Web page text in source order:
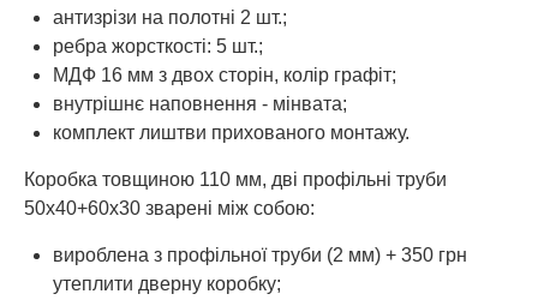
антизрізи на полотні 2 шт.;
ребра жорсткості: 5 шт.;
МДФ 16 мм з двох сторін, колір графіт;
внутрішнє наповнення - мінвата;
комплект лиштви прихованого монтажу.
Коробка товщиною 110 мм, дві профільні труби
50х40+60х30 зварені між собою:
вироблена з профільної труби (2 мм) + 350 грн
утеплити дверну коробку;